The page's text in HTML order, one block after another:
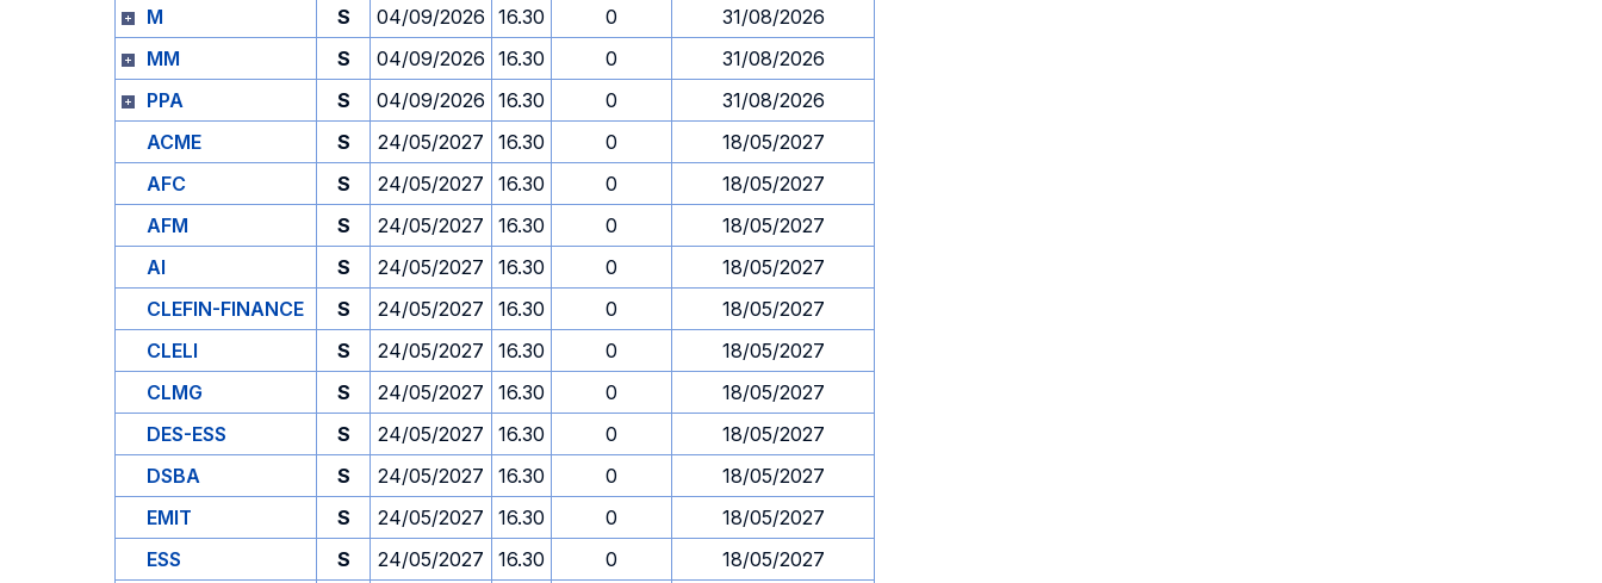
M
S 04/09/2026 16.30 0
31/08/2026
MM
S 04/09/2026 16.30 0
31/08/2026
PPA
S 04/09/2026 16.30 0
31/08/2026
ACME
S 24/05/2027 16.30 0
18/05/2027
AFC
S 24/05/2027 16.30 0
18/05/2027
AFM
S 24/05/2027 16.30 0
18/05/2027
AI
S 24/05/2027 16.30 0
18/05/2027
CLEFIN-FINANCE
S 24/05/2027 16.30 0
18/05/2027
CLELI
S 24/05/2027 16.30 0
18/05/2027
CLMG
S 24/05/2027 16.30 0
18/05/2027
DES-ESS
S 24/05/2027 16.30 0
18/05/2027
DSBA
S 24/05/2027 16.30 0
18/05/2027
EMIT
S 24/05/2027 16.30 0
18/05/2027
ESS
S 24/05/2027 16.30 0
18/05/2027